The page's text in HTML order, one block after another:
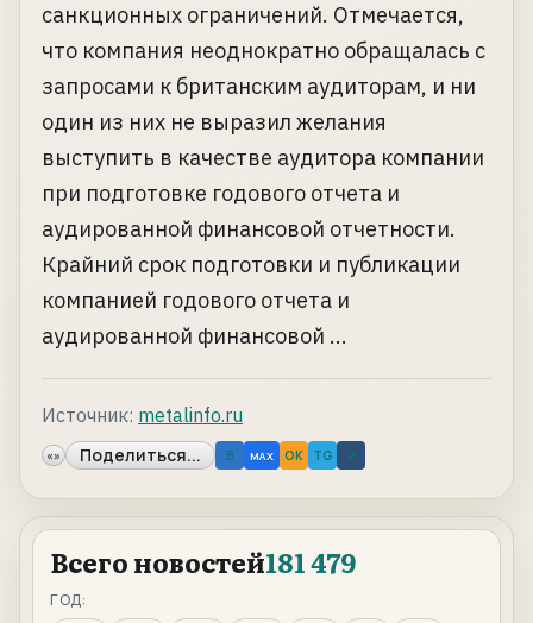
санкционных ограничений. Отмечается,
что компания неоднократно обращалась с
запросами к британским аудиторам, и ни
один из них не выразил желания
выступить в качестве аудитора компании
при подготовке годового отчета и
аудированной финансовой отчетности.
Крайний срок подготовки и публикации
компанией годового отчета и
аудированной финансовой ...
Источник: metalinfo.ru
«» Поделиться... B MAX OK TG ↗
Всего новостей181 479
ГОД: